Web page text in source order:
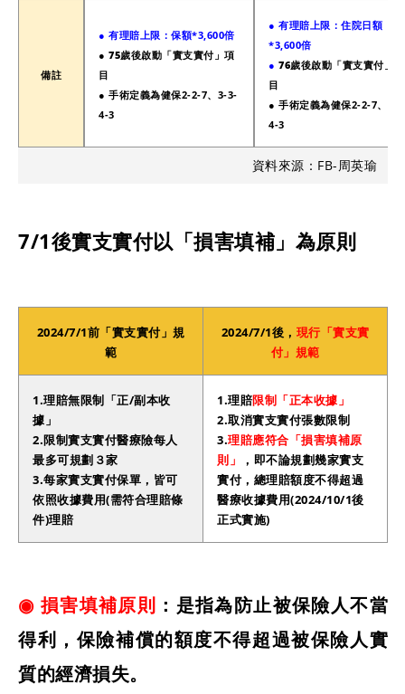
備註
● 有理賠上限：保額*3,600倍
● 75歲後啟動「實支實付」項
目
● 手術定義為健保2-2-7、3-3-
4-3
● 有理賠上限：住院日額
*3,600倍
● 76歲後啟動「實支實付」項
目
● 手術定義為健保2-2-7、3-
4-3
資料來源：FB-周英瑜
7/1後實支實付以「損害填補」為原則
2024/7/1前「實支實付」規
範
2024/7/1後， 現行「實支實
付」規範
1.理賠無限制「正/副本收
據」
2.限制實支實付醫療險每人
最多可規劃３家
3.每家實支實付保單，皆可
依照收據費用(需符合理賠條
件)理賠
1.理賠限制「正本收據」
2.取消實支實付張數限制
3.理賠應符合「損害填補原
則」
，即不論規劃幾家實支
實付，總理賠額度不得超過
醫療收據費用(2024/10/1後
正式實施)
◉ 損害填補原則 ：是指為防止被保險人不當
得利，保險補償的額度不得超過被保險人實
質的經濟損失。